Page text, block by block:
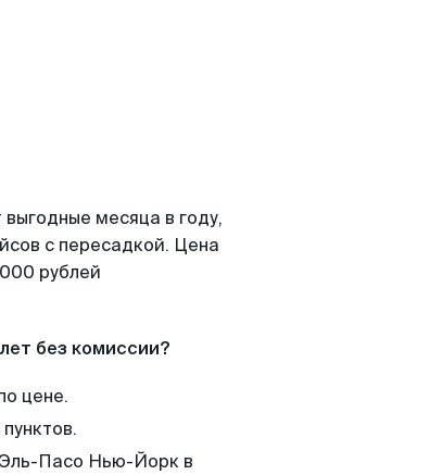
месяца в году,
с пересадкой. Цена
рублей
без комиссии?
цене.
Эль-Пасо Нью-Йорк в